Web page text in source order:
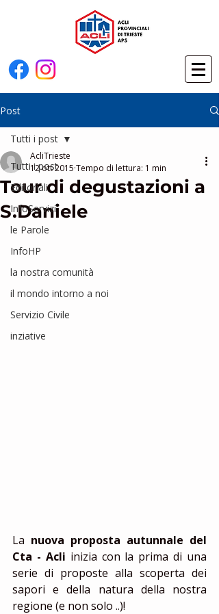
Post
Tutti i post
Editoriali
InfoServizi
le Parole
InfoHP
la nostra comunità
il mondo intorno a noi
Servizio Civile
inziative
Tutti i post
Tour di degustazioni a
S.Daniele
AcliTrieste
12 ott 2015 Tempo di lettura: 1 min
La nuova proposta autunnale del
Cta - Acli inizia con la prima di una
serie di proposte alla scoperta dei
sapori e della natura della nostra
regione (e non solo ..)!